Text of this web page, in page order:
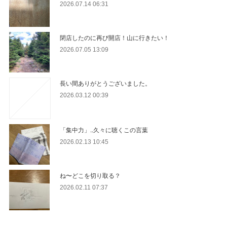
2026.07.14 06:31
閉店したのに再び開店！山に行きたい！
2026.07.05 13:09
長い間ありがとうございました。
2026.03.12 00:39
「集中力」..久々に聴くこの言葉
2026.02.13 10:45
ね〜どこを切り取る？
2026.02.11 07:37